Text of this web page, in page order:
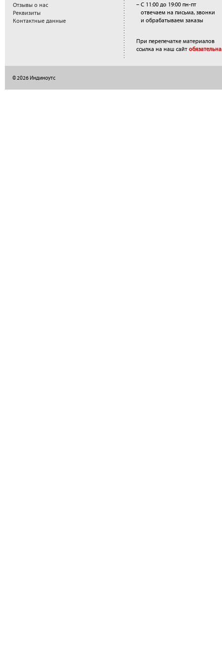
Отзывы о нас
Реквизиты
Контактные данные
– С 11:00 до 19:00 пн-пт
отвечаем на письма, звонки
и обрабатываем заказы
При перепечатке материалов
ссылка на наш сайт обязательна.
© 2026 Индиноутс